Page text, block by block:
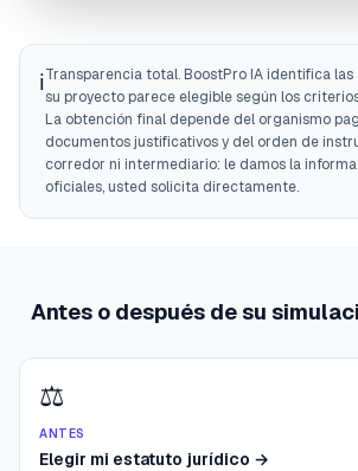
ℹ️Transparencia total. BoostPro IA identifica las
su proyecto parece elegible según los
La obtención final depende del organismo
documentos justificativos y del orden de
corredor ni intermediario: le damos la
oficiales, usted solicita directamente.
Antes o después de su
⚖️
ANTES
Elegir mi estatuto jurídico →